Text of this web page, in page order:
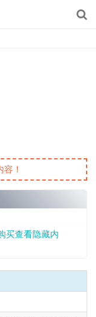
！
买查看隐藏内